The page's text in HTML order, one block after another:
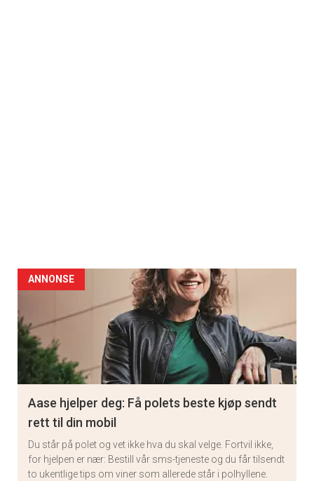
ANNONSE
Aase hjelper deg: Få polets beste kjøp sendt
rett til din mobil
Du står på polet og vet ikke hva du skal velge. Fortvil ikke,
for hjelpen er nær: Bestill vår sms-tjeneste og du får tilsendt
to ukentlige tips om viner som allerede står i polhyllene.